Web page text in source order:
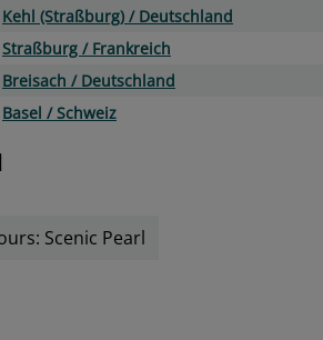
Kehl (Straßburg) / Deutschland
Straßburg / Frankreich
Breisach / Deutschland
Basel / Schweiz
Scenic Pearl